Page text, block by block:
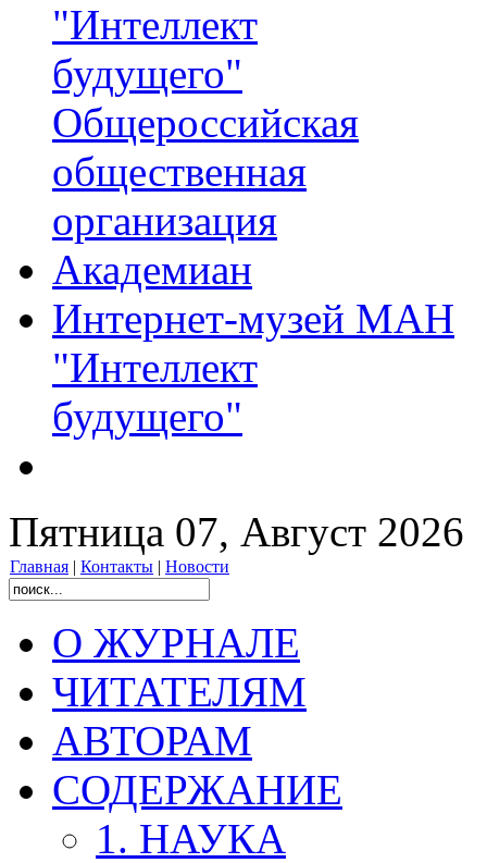
"Интеллект
будущего"
Общероссийская
общественная
организация
Академиан
Интернет-музей МАН
"Интеллект
будущего"
Пятница 07, Август 2026
Главная | Контакты | Новости
О ЖУРНАЛЕ
ЧИТАТЕЛЯМ
АВТОРАМ
СОДЕРЖАНИЕ
1. НАУКА